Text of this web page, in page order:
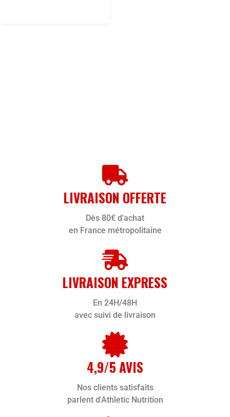
LIVRAISON OFFERTE
Dès 80€ d'achat
en France métropolitaine
LIVRAISON EXPRESS
En 24H/48H
avec suivi de livraison
4,9/5 AVIS
Nos clients satisfaits
parlent d'Athletic Nutrition